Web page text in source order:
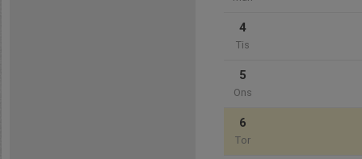
4
Tis
5
Ons
6
Tor